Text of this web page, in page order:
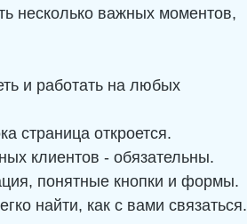
несколько важных моментов,
и работать на любых
страница откроется.
клиентов - обязательны.
понятные кнопки и формы.
найти, как с вами связаться.